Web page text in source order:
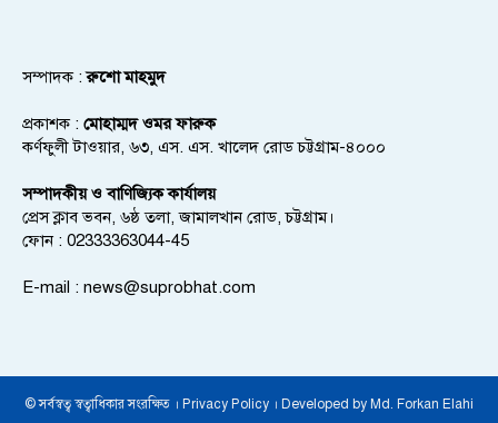
সম্পাদক :রুশো মাহমুদ
প্রকাশক : মোহাম্মদ ওমর ফারুক
কর্ণফুলী টাওয়ার, ৬৩, এস. এস. খালেদ রোড চট্টগ্রাম-৪০০০
সম্পাদকীয় ও বাণিজ্যিক কার্যালয়
প্রেস ক্লাব ভবন, ৬ষ্ঠ তলা, জামালখান রোড, চট্টগ্রাম।
ফোন : 02333363044-45
E-mail : news@suprobhat.com
© সর্বস্বত্ব স্বত্বাধিকার সংরক্ষিত । Privacy Policy । Developed by Md. Forkan Elahi